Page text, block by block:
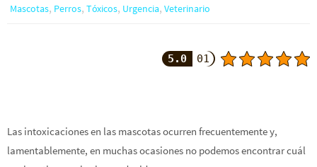
Mascotas, Perros, Tóxicos, Urgencia, Veterinario
5.0 01
Las intoxicaciones en las mascotas ocurren frecuentemente y,
lamentablemente, en muchas ocasiones no podemos encontrar cuál